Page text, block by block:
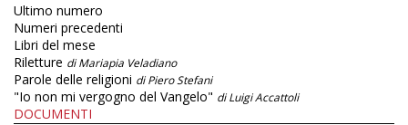
Ultimo numero
Numeri precedenti
Libri del mese
Riletture di Mariapia Veladiano
Parole delle religioni di Piero Stefani
"Io non mi vergogno del Vangelo" di Luigi Accattoli
DOCUMENTI